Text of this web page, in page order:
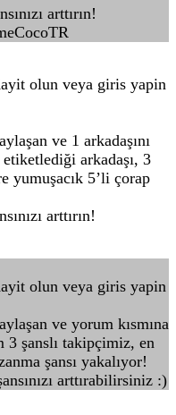
arttırın!
olun veya giris yapin
ve 1 arkadaşını
arkadaşı, 3
yumuşacık 5’li çorap
arttırın!
olun veya giris yapin
ve yorum kısmına
3 şanslı takipçimiz, en
şansı yakalıyor!
arttırabilirsiniz :)